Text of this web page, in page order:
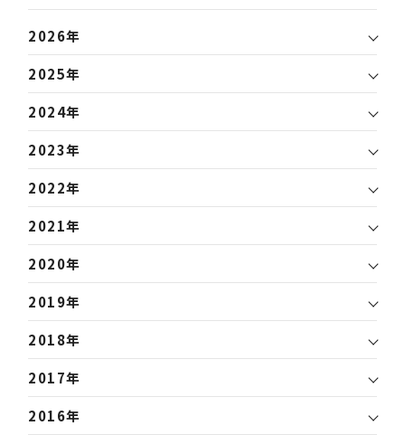
2026年
2025年
2024年
2023年
2022年
2021年
2020年
2019年
2018年
2017年
2016年